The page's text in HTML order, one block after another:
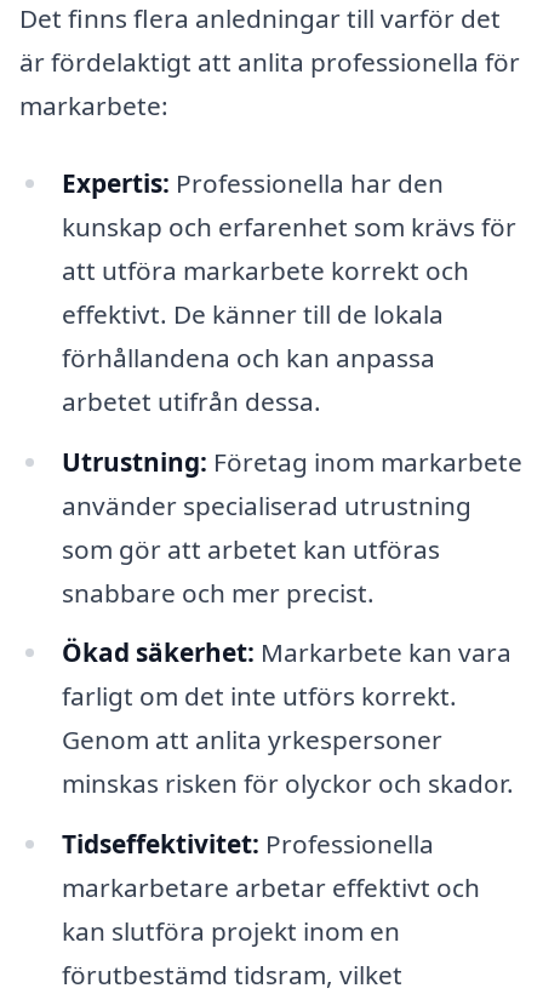
Det finns flera anledningar till varför det
är fördelaktigt att anlita professionella för
markarbete:
Expertis: Professionella har den
kunskap och erfarenhet som krävs för
att utföra markarbete korrekt och
effektivt. De känner till de lokala
förhållandena och kan anpassa
arbetet utifrån dessa.
Utrustning: Företag inom markarbete
använder specialiserad utrustning
som gör att arbetet kan utföras
snabbare och mer precist.
Ökad säkerhet: Markarbete kan vara
farligt om det inte utförs korrekt.
Genom att anlita yrkespersoner
minskas risken för olyckor och skador.
Tidseffektivitet: Professionella
markarbetare arbetar effektivt och
kan slutföra projekt inom en
förutbestämd tidsram, vilket